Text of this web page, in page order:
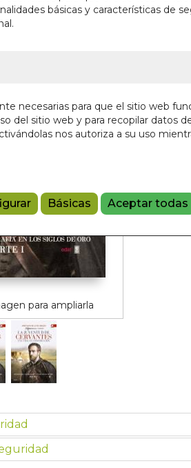
básicas y características de
necesarias para que el sitio web
del sitio web y para recopilar datos
nos autoriza a su uso
Básicas Aceptar todas
para ampliarla